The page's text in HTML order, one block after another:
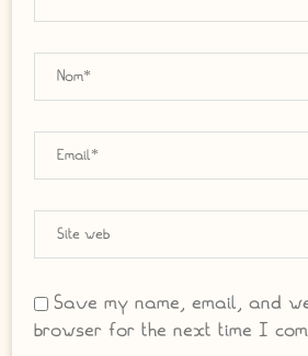
Save my name, email, and
browser for the next time I